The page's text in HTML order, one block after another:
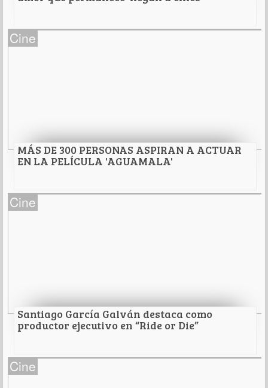
¡Estreno! La perrita que ganó en Cannes y ‘El
Leer Más
Cine
MÁS DE 300 PERSONAS ASPIRAN A ACTUAR
EN LA PELÍCULA 'AGUAMALA'
MÁS DE 300 PERSONAS ASPIRAN A ACTUAR EN
Leer Más
Cine
Santiago García Galván destaca como
productor ejecutivo en “Ride or Die”
Santiago García Galván destaca como
Cine